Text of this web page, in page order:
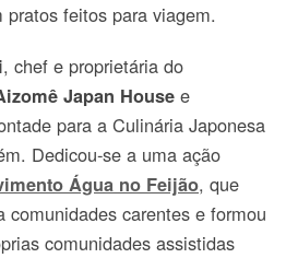
feitos para viagem.
, chef e proprietária do
Japan House e
para a Culinária Japonesa
Dedicou-se a uma ação
Água no Feijão, que
comunidades carentes e formou
comunidades assistidas